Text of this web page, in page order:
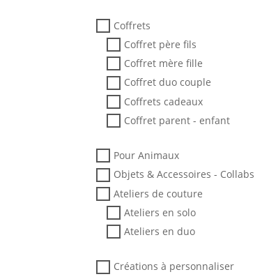
Coffrets
Coffret père fils
Coffret mère fille
Coffret duo couple
Coffrets cadeaux
Coffret parent - enfant
Pour Animaux
Objets & Accessoires - Collabs
Ateliers de couture
Ateliers en solo
Ateliers en duo
Créations à personnaliser